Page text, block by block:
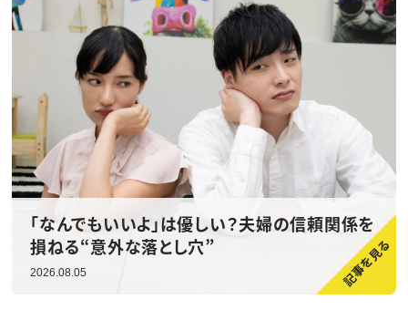
「なんでもいいよ」は優しい？夫婦の信頼関係を
損ねる“意外な落とし穴”
2026.08.05